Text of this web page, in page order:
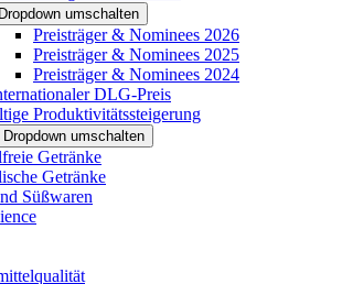
Dropdown umschalten
Preisträger & Nominees 2026
Preisträger & Nominees 2025
Preisträger & Nominees 2024
DLG-Preis
Produktivitätssteigerung
Dropdown umschalten
Getränke
Getränke
Süßwaren